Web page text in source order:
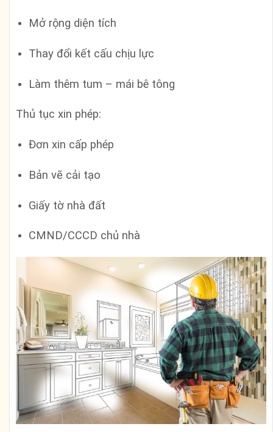
Mở rộng diện tích
Thay đổi kết cấu chịu lực
Làm thêm tum – mái bê tông
Thủ tục xin phép:
Đơn xin cấp phép
Bản vẽ cải tạo
Giấy tờ nhà đất
CMND/CCCD chủ nhà